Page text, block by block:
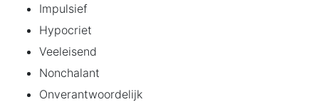
Impulsief
Hypocriet
Veeleisend
Nonchalant
Onverantwoordelijk